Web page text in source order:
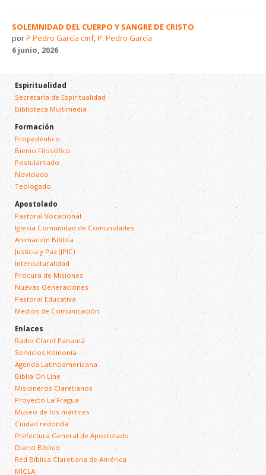
SOLEMNIDAD DEL CUERPO Y SANGRE DE CRISTO
porP Pedro García cmf,P. Pedro García
6 junio, 2026
Espiritualidad
Secretaría de Espiritualidad
Biblioteca Multimedia
Formación
Propedéutico
Bienio Filosófico
Postulantado
Noviciado
Teologado
Apostolado
Pastoral Vocacional
Iglesia Comunidad de Comunidades
Animación Bíblica
Justicia y Paz (JPIC)
Interculturalidad
Procura de Misiones
Nuevas Generaciones
Pastoral Educativa
Medios de Comunicación
Enlaces
Radio Claret Panamá
Servicios Koinonía
Agenda Latinoamericana
Biblia On Line
Misioneros Claretianos
Proyecto La Fragua
Museo de los mártires
Ciudad redonda
Prefectura General de Apostolado
Diario Bíblico
Red Bíblica Claretiana de América
MICLA